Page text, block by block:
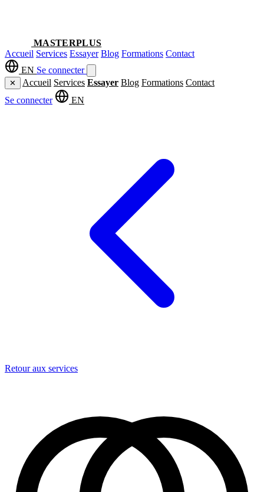
MASTERPLUS
Accueil Services Essayer Blog Formations Contact
EN Se connecter
✕ Accueil Services Essayer Blog Formations Contact
Se connecter
EN
Retour aux services